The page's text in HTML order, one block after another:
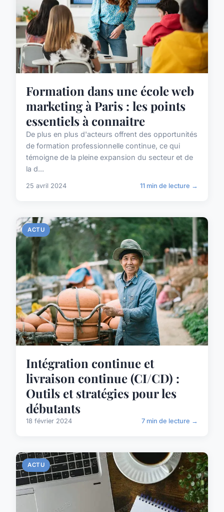
Formation dans une école web
marketing à Paris : les points
essentiels à connaitre
De plus en plus d'acteurs offrent des opportunités
de formation professionnelle continue, ce qui
témoigne de la pleine expansion du secteur et de
la d...
25 avril 2024 11 min de lecture →
ACTU
Intégration continue et
livraison continue (CI/CD) :
Outils et stratégies pour les
débutants
18 février 2024 7 min de lecture →
ACTU